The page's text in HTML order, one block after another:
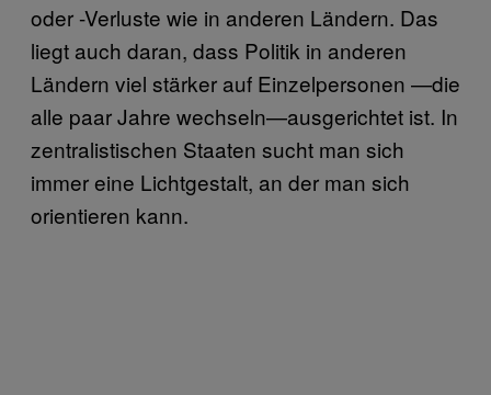
oder -Verluste wie in anderen Ländern. Das
liegt auch daran, dass Politik in anderen
Ländern viel stärker auf Einzelpersonen —die
alle paar Jahre wechseln—ausgerichtet ist. In
zentralistischen Staaten sucht man sich
immer eine Lichtgestalt, an der man sich
orientieren kann.